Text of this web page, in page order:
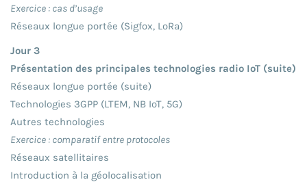
Exercice : cas d’usage
Réseaux longue portée (Sigfox, LoRa)
Jour 3
Présentation des principales technologies radio IoT (suite)
Réseaux longue portée (suite)
Technologies 3GPP (LTEM, NB IoT, 5G)
Autres technologies
Exercice : comparatif entre protocoles
Réseaux satellitaires
Introduction à la géolocalisation